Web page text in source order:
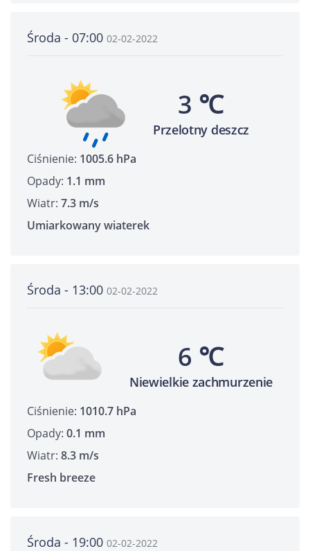
Środa - 07:00 02-02-2022
3 ℃
Przelotny deszcz
Ciśnienie: 1005.6 hPa
Opady: 1.1 mm
Wiatr: 7.3 m/s
Umiarkowany wiaterek
Środa - 13:00 02-02-2022
6 ℃
Niewielkie zachmurzenie
Ciśnienie: 1010.7 hPa
Opady: 0.1 mm
Wiatr: 8.3 m/s
Fresh breeze
Środa - 19:00 02-02-2022